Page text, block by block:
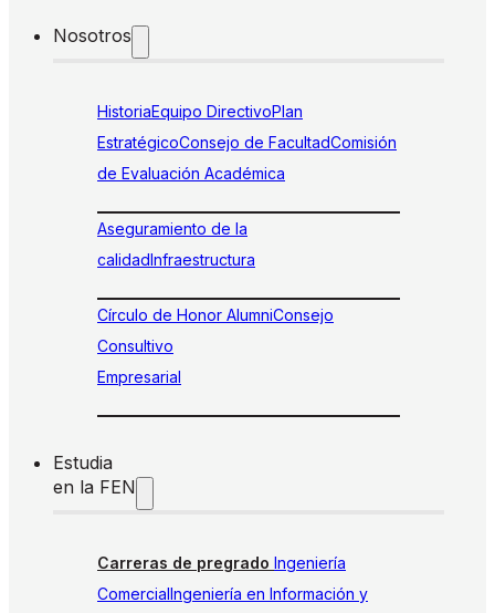
Nosotros
HistoriaEquipo DirectivoPlan
EstratégicoConsejo de FacultadComisión
de Evaluación Académica
Aseguramiento de la
calidadInfraestructura
Círculo de Honor AlumniConsejo
Consultivo
Empresarial
Estudia
en la FEN
Carreras de pregrado Ingeniería
ComercialIngeniería en Información y